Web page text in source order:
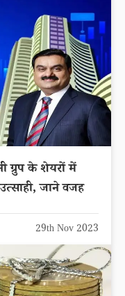
ग्रुप के शेयरों में
जाने वजह
29th Nov 2023